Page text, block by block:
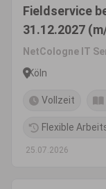
Fieldservice
31.12.2027
NetCologne IT
Köln
Vollzeit
Flexible
25.07.2026